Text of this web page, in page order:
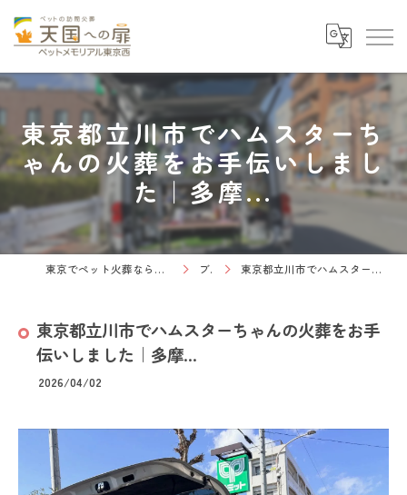
東京都立川市でハムスターち
ゃんの火葬をお手伝いしまし
た｜多摩...
東京でペット火葬なら天国への扉 ペットメモリアル東京西 ブログ 東京都立川市でハムスターちゃんの火葬をお手伝いしました｜多摩...
東京都立川市でハムスターちゃんの火葬をお手
伝いしました｜多摩...
2026/04/02